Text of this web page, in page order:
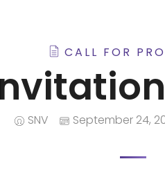
CALL FOR
SNV September 24,